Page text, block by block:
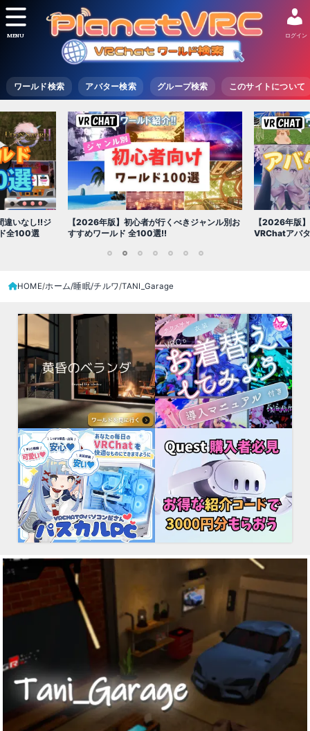
ワールド検索 アバター検索 グループ検索 このサイトについて
ログイン
MENU
ャンル別お
【2026年版】初心者必見!!無料で使える
VRChatアバター（アバターワールド紹介）
【2026年版
世界を味わえ
HOME ホーム/睡眠/チルワ TANI_Garage